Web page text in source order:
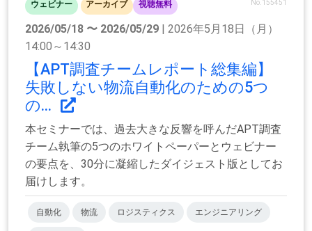
ウェビナー アーカイブ 視聴無料 No.155451
2026/05/18 〜 2026/05/29 | 2026年5月18日（月）
14:00～14:30
【APT調査チームレポート総集編】
失敗しない物流自動化のための5つ
の...
本セミナーでは、過去大きな反響を呼んだAPT調査
チーム執筆の5つのホワイトペーパーとウェビナー
の要点を、30分に凝縮したダイジェスト版としてお
届けします。
自動化 物流 ロジスティクス エンジニアリング